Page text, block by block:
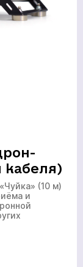
кабеля)
(10 м)
и